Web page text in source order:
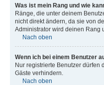
Was ist mein Rang und wie
Ränge, die unter deinem
nicht direkt ändern, da sie von
Administrator wird deinen Rang
Nach oben
Wenn ich bei einem Benutzer
Nur registrierte Benutzer dürfen
Gäste verhindern.
Nach oben